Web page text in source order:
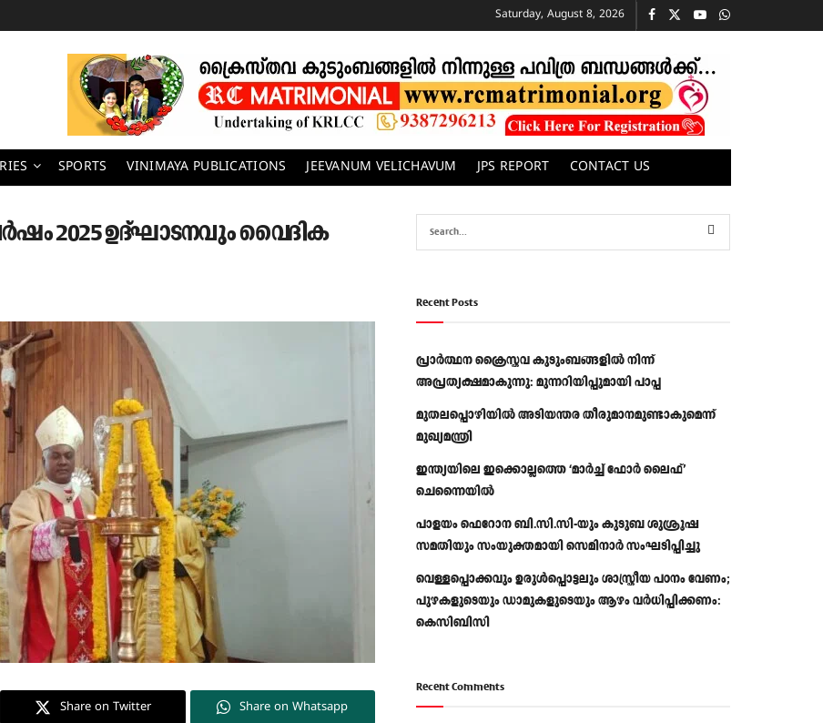
Saturday, August 8, 2026
SPORTS VINIMAYA PUBLICATIONS JEEVANUM VELICHAVUM JPS REPORT CONTACT US
2025 ഉദ്ഘാടനവും വൈദിക
Share on Twitter Share on Whatsapp
Recent Posts
പ്രാര്‍ത്ഥന ക്രൈസ്തവ കുടുംബങ്ങളില്‍ നിന്ന്
അപ്രത്യക്ഷമാകുന്നു: മുന്നറിയിപ്പുമായി പാപ്പ
മുതലപ്പൊഴിയിൽ അടിയന്തര തീരുമാനമുണ്ടാകുമെന്ന്
മുഖ്യമന്ത്രി
ഇന്ത്യയിലെ ഇക്കൊല്ലത്തെ ‘മാർച്ച് ഫോർ ലൈഫ്’
ചെന്നൈയിൽ
പാളയം ഫെറോന ബി.സി.സി-യും കുടുബ ശുശ്രൂഷ
സമതിയും സംയുക്തമായി സെമിനാർ സംഘടിപ്പിച്ചു
വെള്ളപ്പൊക്കവും ഉരുള്‍പ്പൊട്ടലും ശാസ്ത്രീയ പഠനം വേണം;
പുഴകളുടെയും ഡാമുകളുടെയും ആഴം വര്‍ധിപ്പിക്കണം:
കെസിബിസി
Recent Comments